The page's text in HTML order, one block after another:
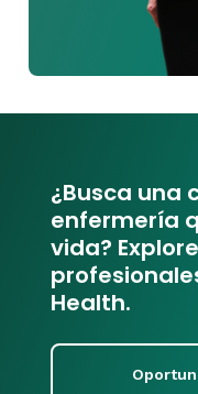
¿Busca una
enfermería
vida?
Health.